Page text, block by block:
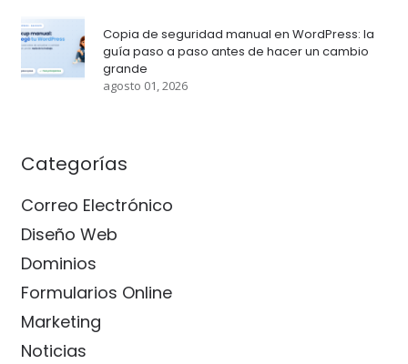
Copia de seguridad manual en WordPress: la
guía paso a paso antes de hacer un cambio
grande
agosto 01, 2026
Categorías
Correo Electrónico
Diseño Web
Dominios
Formularios Online
Marketing
Noticias